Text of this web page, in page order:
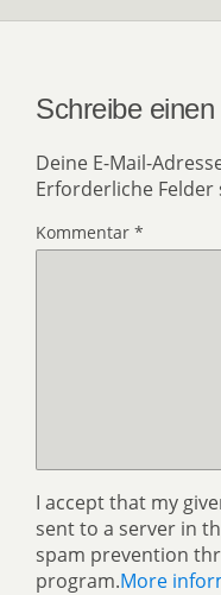
Schreibe
Deine E-Mail-
Erforderliche
Kommentar *
I accept that my
sent to a server in
spam prevention
program.More